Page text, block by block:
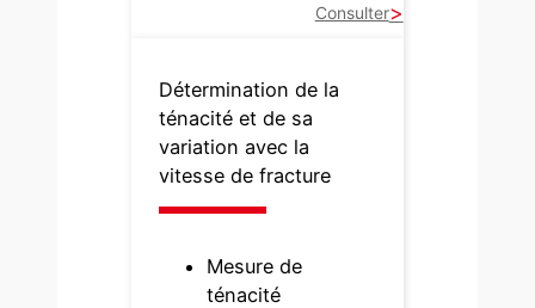
Consulter
Détermination de la
ténacité et de sa
variation avec la
vitesse de fracture
Mesure de
ténacité